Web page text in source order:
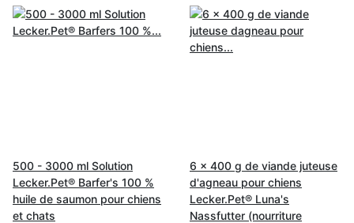
500 - 3000 ml Solution
Lecker.Pet® Barfer's 100 %
huile de saumon pour chiens
et chats
6 x 400 g de viande juteuse
d'agneau pour chiens
Lecker.Pet® Luna's
Nassfutter (nourriture